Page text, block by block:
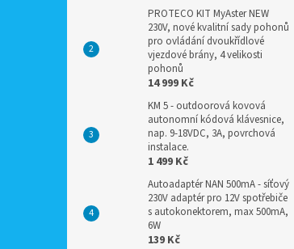
PROTECO KIT MyAster NEW
230V, nové kvalitní sady pohonů
pro ovládání dvoukřídlové
vjezdové brány, 4 velikosti
pohonů
14 999 Kč
KM 5 - outdoorová kovová
autonomní kódová klávesnice,
nap. 9-18VDC, 3A, povrchová
instalace.
1 499 Kč
Autoadaptér NAN 500mA - síťový
230V adaptér pro 12V spotřebiče
s autokonektorem, max 500mA,
6W
139 Kč